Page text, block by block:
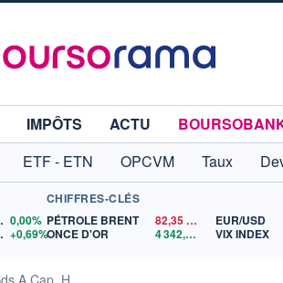
IMPÔTS ACTU
ETF - ETN OPCVM Taux
0,00%
+0,69%
CHIFFRES-CLÉS
PÉTROLE BRENT
82,35$US
ONCE D'OR
4 342,26 $US
EUR/USD
VIX INDEX
A Cap  H